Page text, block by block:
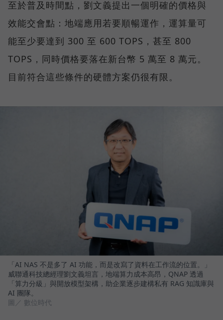
至於普及時間點，劉文義提出一個明確的價格與
效能交會點：地端應用若要順暢運作，運算量可
能至少要達到 300 至 600 TOPS，甚至 800
TOPS，同時價格要落在新台幣 5 萬至 8 萬元。
目前符合這些條件的硬體方案仍很有限。
「AI NAS 不是多了 AI 功能，而是改寫了資料在工作流的位置。」
威聯通科技總經理劉文義坦言，地端算力成本高昂，QNAP 透過
「算力分級」與開放模型架構，助企業逐步建構私有 RAG 知識庫與
AI 團隊。
圖／ 數位時代